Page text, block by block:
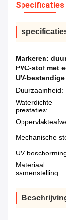
Specificaties
Markeren:
PVC-stof met
UV-
Duurzaamheid:
Waterdichte
prestaties:
Mechanische
UV-
Materiaal
samenstelling: